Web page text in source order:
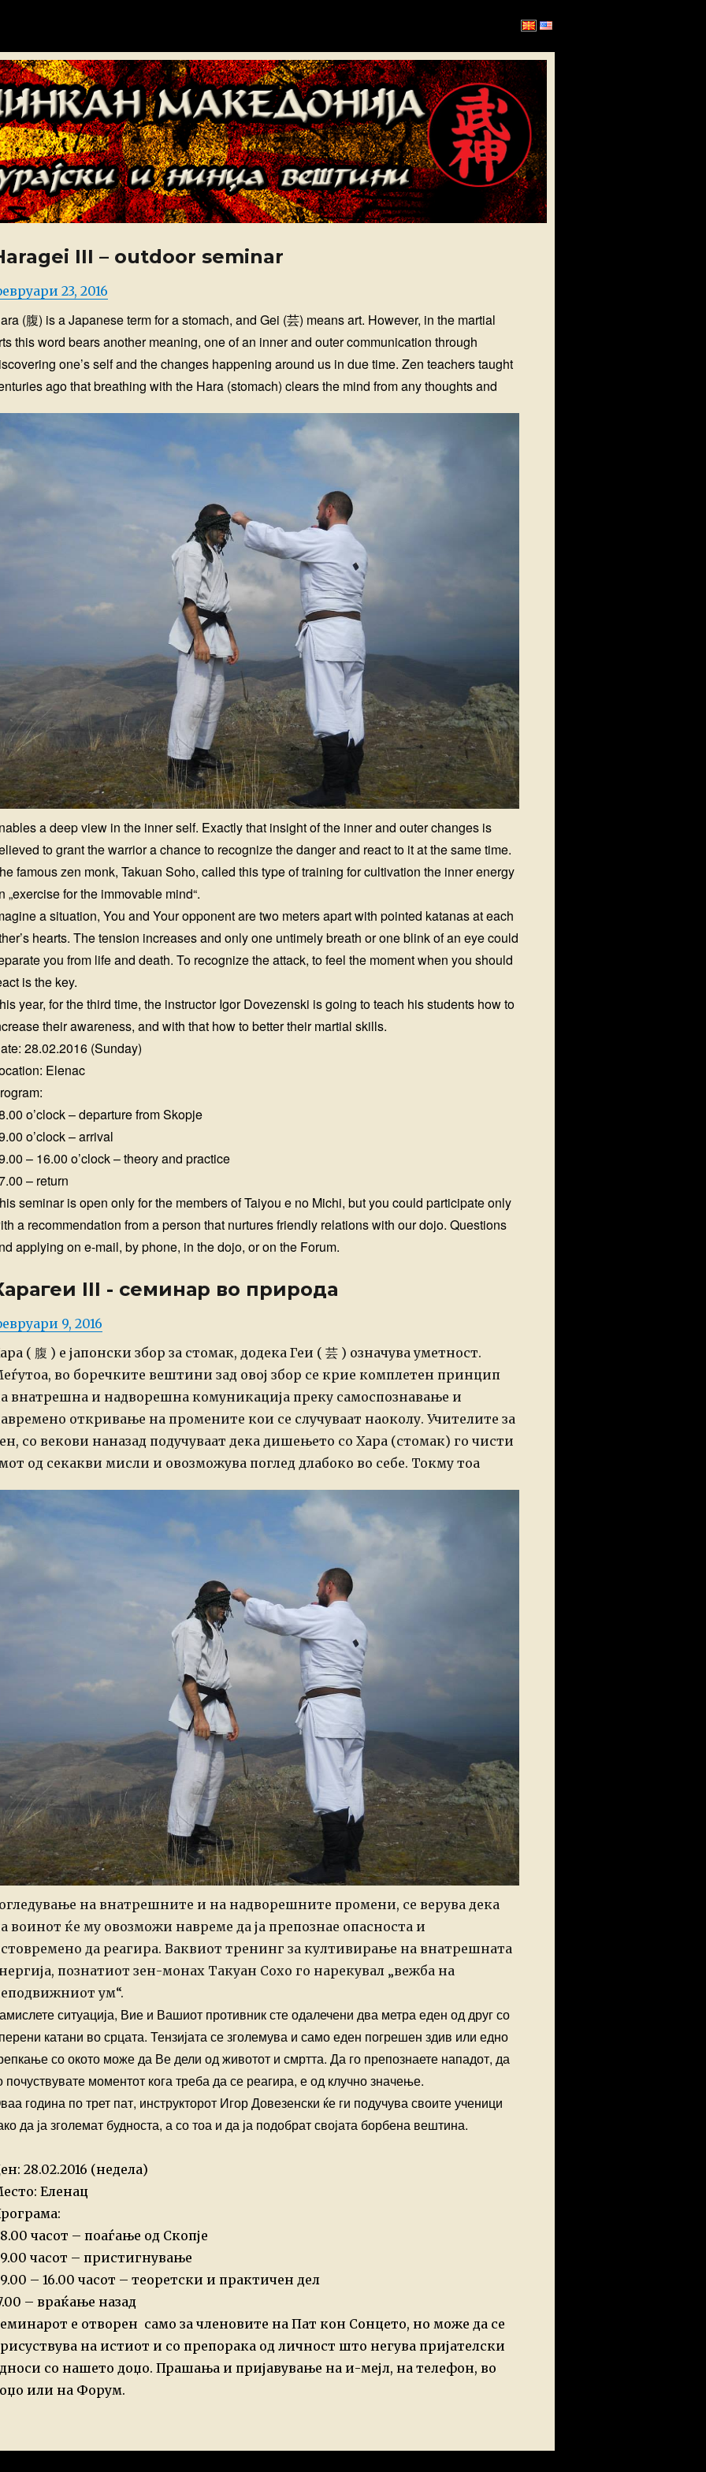
III – outdoor seminar
23, 2016
(腹) is a Japanese term for a stomach, and Gei (芸) means art. However, in the martial
this word bears another meaning, one of an inner and outer communication through
one’s self and the changes happening around us in due time. Zen teachers taught
ago that breathing with the Hara (stomach) clears the mind from any thoughts and
a deep view in the inner self. Exactly that insight of the inner and outer changes is
to grant the warrior a chance to recognize the danger and react to it at the same time.
famous zen monk, Takuan Soho, called this type of training for cultivation the inner energy
„exercise for the immovable mind“.
a situation, You and Your opponent are two meters apart with pointed katanas at each
hearts. The tension increases and only one untimely breath or one blink of an eye could
you from life and death. To recognize the attack, to feel the moment when you should
is the key.
year, for the third time, the instructor Igor Dovezenski is going to teach his students how to
their awareness, and with that how to better their martial skills.
28.02.2016 (Sunday)
Elenac
o’clock – departure from Skopje
o’clock – arrival
– 16.00 o’clock – theory and practice
– return
seminar is open only for the members of Taiyou e no Michi, but you could participate only
a recommendation from a person that nurtures friendly relations with our dojo. Questions
applying on e-mail, by phone, in the dojo, or on the Forum.
III - семинар во природа
9, 2016
( 腹 ) е јапонски збор за стомак, додека Геи ( 芸 ) означува уметност.
во боречките вештини зад овој збор се крие комплетен принцип
внатрешна и надворешна комуникација преку самоспознавање и
откривање на промените кои се случуваат наоколу. Учителите за
со векови наназад подучуваат дека дишењето со Хара (стомак) го чисти
од секакви мисли и овозможува поглед длабоко во себе. Токму тоа
на внатрешните и на надворешните промени, се верува дека
воинот ќе му овозможи навреме да ја препознае опасноста и
да реагира. Ваквиот тренинг за култивирање на внатрешната
познатиот зен-монах Такуан Сохо го нарекувал „вежба на
ум“.
ситуација, Вие и Вашиот противник сте одалечени два метра еден од друг со
катани во срцата. Тензијата се зголемува и само еден погрешен здив или едно
со окото може да Ве дели од животот и смртта. Да го препознаете нападот, да
почуствувате моментот кога треба да се реагира, е од клучно значење.
година по трет пат, инструкторот Игор Довезенски ќе ги подучува своите ученици
да ја зголемат будноста, а со тоа и да ја подобрат својата борбена вештина.
28.02.2016 (недела)
Еленац
часот – поаѓање од Скопје
часот – пристигнување
– 16.00 часот – теоретски и практичен дел
– враќање назад
е отворен само за членовите на Пат кон Сонцето, но може да се
на истиот и со препорака од личност што негува пријателски
со нашето доџо. Прашања и пријавување на и-мејл, на телефон, во
или на Форум.